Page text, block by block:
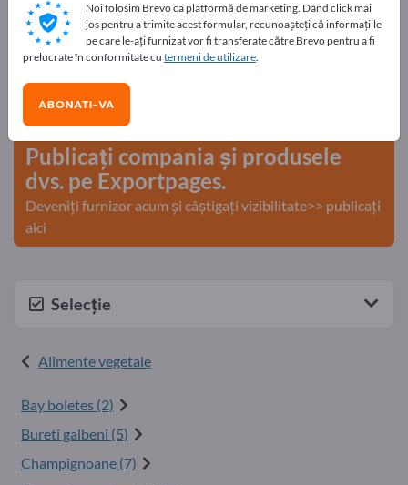
Faceți publicitate gratuit pe
Exportpages!
Nevoile – Ofertele – Bunuri second-hand – Contacte
comerciale >> începeți aici
Publicați compania și produsele
dvs. pe Exportpages.
Deveniți furnizor acum și câștigați vizibilitate>> publicați
aici
Selecție
Alimente vegetale
Bay boletes (2)
Bureti galbeni (5)
Champignoane (7)
Noi folosim Brevo ca platformă de marketing. Dând click mai
jos pentru a trimite acest formular, recunoașteți că informațiile
pe care le-ați furnizat vor fi transferate către Brevo pentru a fi
prelucrate în conformitate cu termeni de utilizare.
ABONATI-VA